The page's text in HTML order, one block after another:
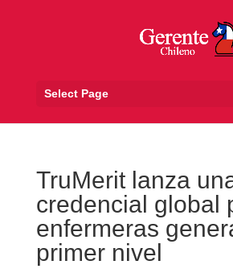
Select Page
TruMerit lanza
credencial global
enfermeras
primer nivel